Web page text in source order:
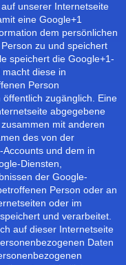
unserer Internetseite
eine Google+1
dem persönlichen
zu und speichert
speichert die Google+1-
diese in
Person
zugänglich. Eine
abgegebene
mit anderen
des von der
und dem in
Diensten,
der Google-
Person oder an
oder im
und verarbeitet.
auf dieser Internetseite
Daten